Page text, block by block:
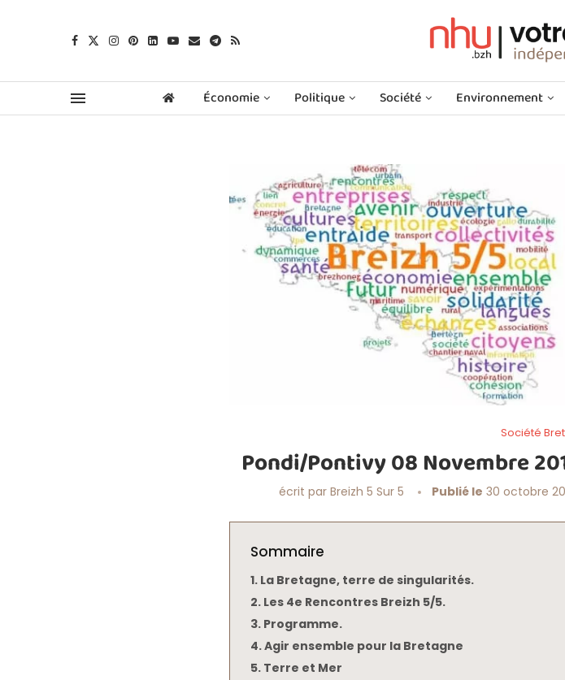
Économie Politique Société Environnement
Société
Pondi/Pontivy 08 Novembre
écrit par Breizh 5 Sur 5 Publié le 30 octobre
Sommaire
La Bretagne, terre de singularités.
Les 4e Rencontres Breizh 5/5.
Programme.
Agir ensemble pour la Bretagne
Terre et Mer